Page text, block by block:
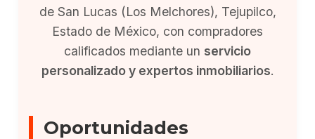
de San Lucas (Los Melchores), Tejupilco,
Estado de México, con compradores
calificados mediante un servicio
personalizado y expertos inmobiliarios.
Oportunidades